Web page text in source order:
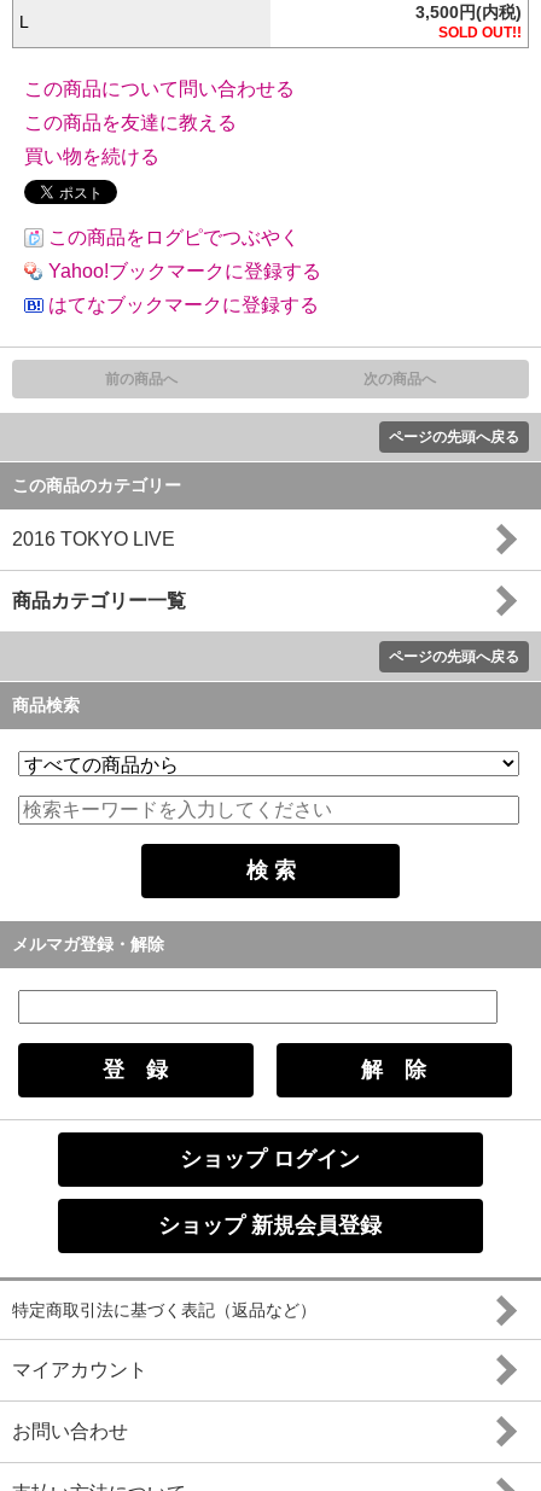
L 3,500円(内税)
SOLD OUT!!
この商品について問い合わせる
この商品を友達に教える
買い物を続ける
この商品をログピでつぶやく
Yahoo!ブックマークに登録する
はてなブックマークに登録する
前の商品へ 次の商品へ
ページの先頭へ戻る
この商品のカテゴリー
2016 TOKYO LIVE
商品カテゴリー一覧
ページの先頭へ戻る
商品検索
メルマガ登録・解除
ショップ ログイン
ショップ 新規会員登録
特定商取引法に基づく表記（返品など）
マイアカウント
お問い合わせ